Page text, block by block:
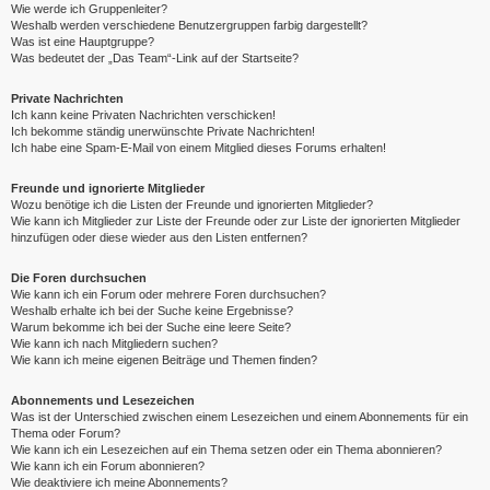
Wie werde ich Gruppenleiter?
Weshalb werden verschiedene Benutzergruppen farbig dargestellt?
Was ist eine Hauptgruppe?
Was bedeutet der „Das Team“-Link auf der Startseite?
Private Nachrichten
Ich kann keine Privaten Nachrichten verschicken!
Ich bekomme ständig unerwünschte Private Nachrichten!
Ich habe eine Spam-E-Mail von einem Mitglied dieses Forums erhalten!
Freunde und ignorierte Mitglieder
Wozu benötige ich die Listen der Freunde und ignorierten Mitglieder?
Wie kann ich Mitglieder zur Liste der Freunde oder zur Liste der ignorierten Mitglieder
hinzufügen oder diese wieder aus den Listen entfernen?
Die Foren durchsuchen
Wie kann ich ein Forum oder mehrere Foren durchsuchen?
Weshalb erhalte ich bei der Suche keine Ergebnisse?
Warum bekomme ich bei der Suche eine leere Seite?
Wie kann ich nach Mitgliedern suchen?
Wie kann ich meine eigenen Beiträge und Themen finden?
Abonnements und Lesezeichen
Was ist der Unterschied zwischen einem Lesezeichen und einem Abonnements für ein
Thema oder Forum?
Wie kann ich ein Lesezeichen auf ein Thema setzen oder ein Thema abonnieren?
Wie kann ich ein Forum abonnieren?
Wie deaktiviere ich meine Abonnements?